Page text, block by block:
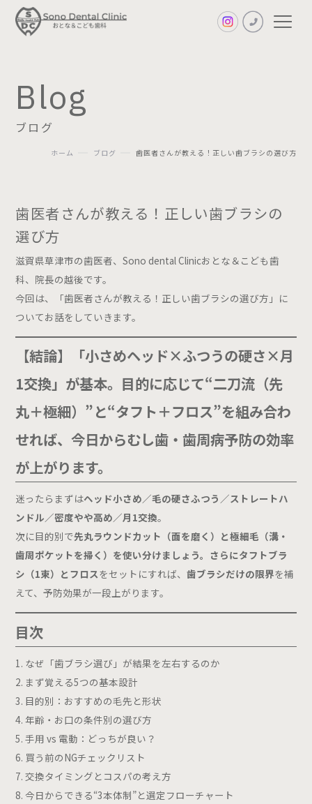
First
初診の方へ
Policy
Facilities
設備紹介
Doctor
ドクター紹介
Clinic
Recruit
求人情報
Blog
ブログ
Case
Menu
診療内容
こども歯科
マタニティ外来
おやこ歯科
歯並び相談
おとな歯科
Blog
ブログ
ホーム ブログ 歯医者さんが教える！正しい歯ブラシの選び方
歯医者さんが教える！正しい歯ブラシの
選び方
滋賀県草津市の歯医者、Sono dental Clinicおとな＆こども歯
科、院長の越後です。
今回は、「歯医者さんが教える！正しい歯ブラシの選び方」に
ついてお話をしていきます。
【結論】「小さめヘッド×ふつうの硬さ×月
1交換」が基本。目的に応じて“二刀流（先
丸＋極細）”と“タフト＋フロス”を組み合わ
せれば、今日からむし歯・歯周病予防の効率
が上がります。
迷ったらまずはヘッド小さめ／毛の硬さふつう／ストレートハ
ンドル／密度やや高め／月1交換。
次に目的別で先丸ラウンドカット（面を磨く）と極細毛（溝・
歯周ポケットを掃く）を使い分けましょう。さらにタフトブラ
シ（1束）とフロスをセットにすれば、歯ブラシだけの限界を補
えて、予防効果が一段上がります。
目次
なぜ「歯ブラシ選び」が結果を左右するのか
まず覚える5つの基本設計
目的別：おすすめの毛先と形状
年齢・お口の条件別の選び方
手用 vs 電動：どっちが良い？
買う前のNGチェックリスト
交換タイミングとコスパの考え方
今日からできる“3本体制”と選定フローチャート